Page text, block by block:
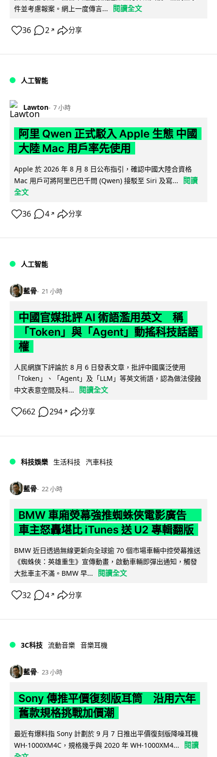
件並考慮報案。網上一度傳言...
閱讀全文
36 2 ↗ 分享
人工智能
Lawton 7 小時
阿里 Qwen 正式駁入 Apple 生態 中國
大陸 Mac 用戶率先使用
Apple 於 2026 年 8 月 8 日公布指引，確認中國大陸合資格
Mac 用戶可將阿里巴巴千問 (Qwen) 接駁至 Siri 及寫...
閱讀
全文
36 4 ↗ 分享
人工智能
藍骨 21 小時
中國官媒批評 AI 術語濫用英文 稱
「Token」與「Agent」動搖科技話語
權
人民網旗下評論於 8 月 6 日發表文章，批評中國廣泛使用
「Token」、「Agent」及「LLM」等英文術語，認為做法侵蝕
中文表意空間及科...
閱讀全文
662 294 ↗ 分享
科技娛樂 生活科技 汽車科技
藍骨 22 小時
BMW 車廂熒幕強推蜘蛛俠電影廣告
車主怒轟堪比 iTunes 送 U2 專輯翻版
BMW 近日透過無線更新向全球逾 70 個市場車輛中控熒幕推送
《蜘蛛俠：英雄重生》宣傳動畫，啟動車輛即彈出通知，觸發
大批車主不滿。BMW 早...
閱讀全文
32 4 ↗ 分享
3C科技 流動音樂 音樂耳機
藍骨 23 小時
Sony 傳推平價復刻版耳筒 沿用六年
舊款規格挑戰加價潮
最近有爆料指 Sony 計劃於 9 月 7 日推出平價復刻版降噪耳機
WH-1000XM4C，規格幾乎與 2020 年 WH-1000XM4...
閱讀